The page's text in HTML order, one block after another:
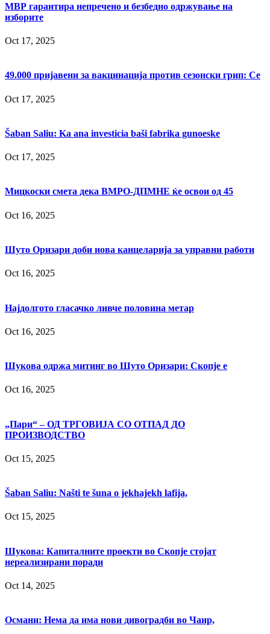
МВР гарантира непречено и безбедно одржување на
изборите
Oct 17, 2025
49.000 пријавени за вакцинација против сезонски грип: Се
Oct 17, 2025
Šaban Saliu: Ka ana investicia baši fabrika gunoeske
Oct 17, 2025
Мицкоски смета дека ВМРО-ДПМНЕ ќе освои од 45
Oct 16, 2025
Шуто Оризари доби нова канцеларија за управни работи
Oct 16, 2025
Најдолгото гласачко ливче половина метар
Oct 16, 2025
Шукова одржа митинг во Шуто Оризари: Скопје е
Oct 16, 2025
„Пари“ – ОД ТРГОВИЈА СО ОТПАД ДО
ПРОИЗВОДСТВО
Oct 15, 2025
Šaban Saliu: Našti te šuna o jekhajekh lafija,
Oct 15, 2025
Шукова: Капиталните проекти во Скопје стојат
нереализирани поради
Oct 14, 2025
Османи: Нема да има нови дивоградби во Чаир,